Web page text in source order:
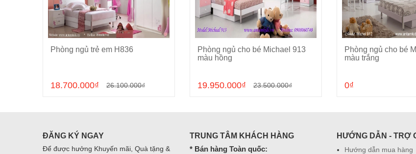
Cho vào giỏ hàng
Phòng ngủ trẻ em H836
18.700.000₫ 26.100.000₫
Cho vào giỏ hàng
Phòng ngủ cho bé Michael 913
màu hồng
19.950.000₫ 23.500.000₫
Cho vào giỏ
Phòng ngủ cho bé
màu trắng
0₫
ĐĂNG KÝ NGAY
Để được hưởng Khuyến mãi, Quà tặng &
TRUNG TÂM KHÁCH HÀNG
* Bán hàng Toàn quốc:
HƯỚNG DẪN - TRỢ
Hướng dẫn mua hàng